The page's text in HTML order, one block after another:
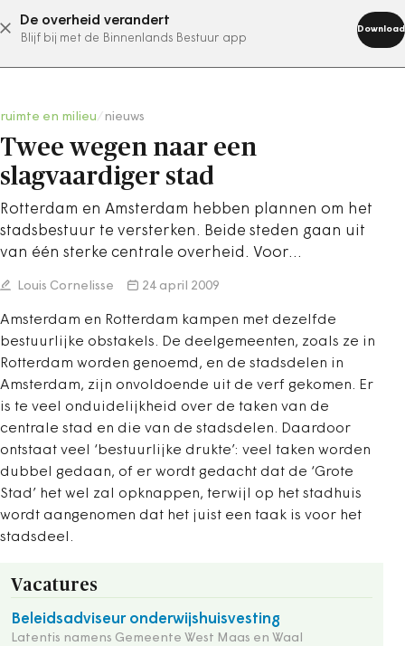
De overheid verandert
Blijf bij met de Binnenlands Bestuur app
Download
abonneer nu
ruimte en milieu nieuws
Twee wegen naar een
slagvaardiger stad
Rotterdam en Amsterdam hebben plannen om het
stadsbestuur te versterken. Beide steden gaan uit
van één sterke centrale overheid. Voor…
Louis Cornelisse 24 april 2009
Amsterdam en Rotterdam kampen met dezelfde
bestuurlijke obstakels. De deelgemeenten, zoals ze in
Rotterdam worden genoemd, en de stadsdelen in
Amsterdam, zijn onvoldoende uit de verf gekomen. Er
is te veel onduidelijkheid over de taken van de
centrale stad en die van de stadsdelen. Daardoor
ontstaat veel ‘bestuurlijke drukte’: veel taken worden
dubbel gedaan, of er wordt gedacht dat de ‘Grote
Stad’ het wel zal opknappen, terwijl op het stadhuis
wordt aangenomen dat het juist een taak is voor het
stadsdeel.
Vacatures
Beleidsadviseur onderwijshuisvesting
Latentis namens Gemeente West Maas en Waal